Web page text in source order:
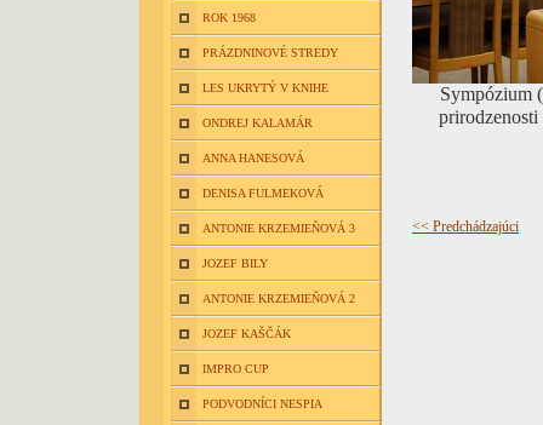
ROK 1968
PRÁZDNINOVÉ STREDY
LES UKRYTÝ V KNIHE
ONDREJ KALAMÁR
ANNA HANESOVÁ
DENISA FULMEKOVÁ
ANTONIE KRZEMIEŇOVÁ 3
JOZEF BILY
ANTONIE KRZEMIEŇOVÁ 2
JOZEF KAŠČÁK
IMPRO CUP
PODVODNÍCI NESPIA
Sympózium
<< Predchádzajúci